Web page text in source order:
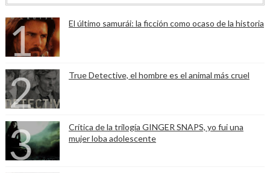
El último samurái: la ficción como ocaso de la historia
True Detective, el hombre es el animal más cruel
Crítica de la trilogía GINGER SNAPS, yo fui una
mujer loba adolescente